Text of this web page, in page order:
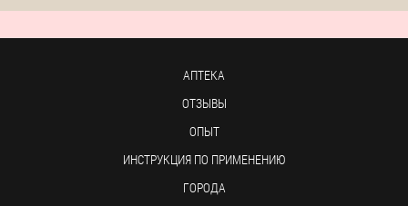
АПТЕКА
ОТЗЫВЫ
ОПЫТ
ИНСТРУКЦИЯ ПО ПРИМЕНЕНИЮ
ГОРОДА